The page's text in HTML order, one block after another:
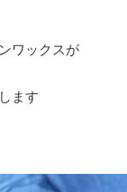
ワックスが
ます